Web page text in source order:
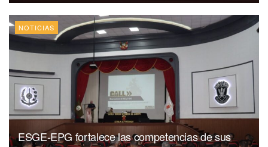
NOTICIAS
ESGE-EPG fortalece las competencias de sus